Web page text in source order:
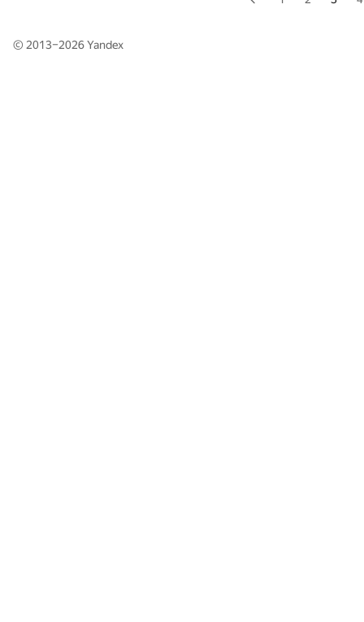
© 2013–2026Yandex